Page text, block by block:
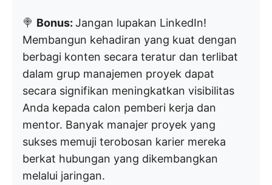
🍭 Bonus: Jangan lupakan LinkedIn!
Membangun kehadiran yang kuat dengan
berbagi konten secara teratur dan terlibat
dalam grup manajemen proyek dapat
secara signifikan meningkatkan visibilitas
Anda kepada calon pemberi kerja dan
mentor. Banyak manajer proyek yang
sukses memuji terobosan karier mereka
berkat hubungan yang dikembangkan
melalui jaringan.